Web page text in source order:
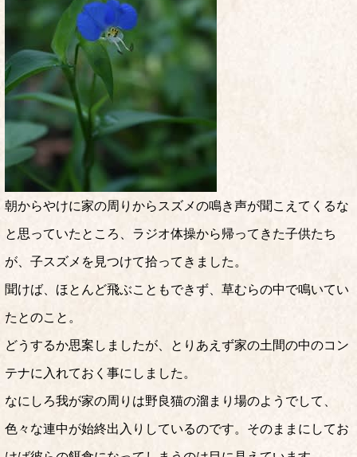
朝からやけに家の周りからスズメの鳴き声が聞こえてくるな
と思っていたところ、ラジオ体操から帰ってきた子供たち
が、子スズメを見つけて拾ってきました。
聞けば、ほとんど飛ぶこともできず、草むらの中で鳴いてい
たとのこと。
どうするか思案しましたが、とりあえず家の土間の中のコン
テナに入れておく事にしました。
なにしろ我が家の周りは野良猫の溜まり場のようでして、
色々な連中が始終出入りしているのです。そのままにしてお